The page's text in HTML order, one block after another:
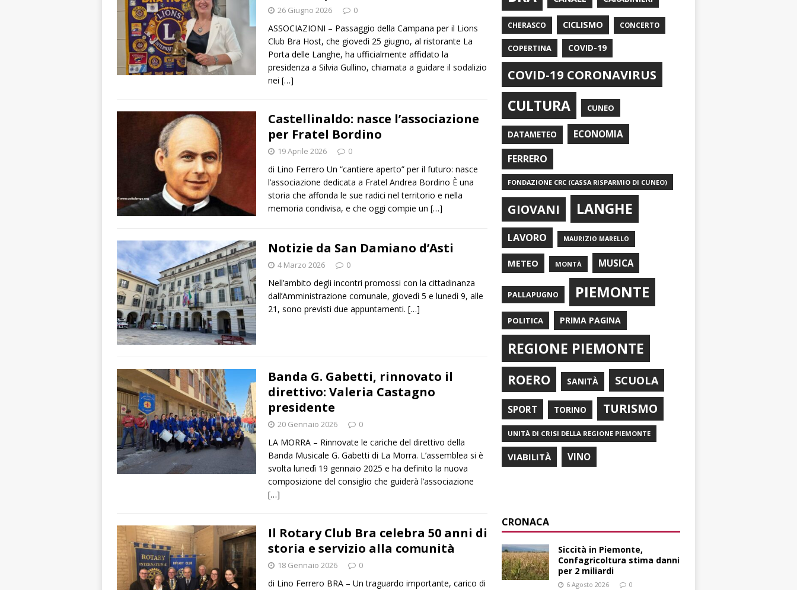
26 Giugno 2026 0
ASSOCIAZIONI – Passaggio della Campana per il Lions
Club Bra Host, che giovedì 25 giugno, al ristorante La
Porta delle Langhe, ha ufficialmente affidato la
presidenza a Silvia Gullino, chiamata a guidare il sodalizio
nei […]
Castellinaldo: nasce l’associazione
per Fratel Bordino
19 Aprile 2026 0
di Lino Ferrero Un “cantiere aperto” per il futuro: nasce
l’associazione dedicata a Fratel Andrea Bordino È una
storia che affonda le sue radici nel territorio e nella
memoria condivisa, e che oggi compie un […]
Notizie da San Damiano d’Asti
4 Marzo 2026 0
Nell’ambito degli incontri promossi con la cittadinanza
dall’Amministrazione comunale, giovedì 5 e lunedì 9, alle
21, sono previsti due appuntamenti. […]
Banda G. Gabetti, rinnovato il
direttivo: Valeria Castagno
presidente
20 Gennaio 2026 0
LA MORRA – Rinnovate le cariche del direttivo della
Banda Musicale G. Gabetti di La Morra. L’assemblea si è
svolta lunedì 19 gennaio 2025 e ha definito la nuova
composizione del consiglio che guiderà l’associazione
[…]
Il Rotary Club Bra celebra 50 anni di
storia e servizio alla comunità
18 Gennaio 2026 0
di Lino Ferrero BRA – Un traguardo importante, carico di
CHERASCO CICLISMO CONCERTO
COPERTINA COVID-19
COVID-19 CORONAVIRUS
CULTURA CUNEO
DATAMETEO ECONOMIA
FERRERO
FONDAZIONE CRC (CASSA RISPARMIO DI CUNEO)
GIOVANI LANGHE
LAVORO MAURIZIO MARELLO
METEO MONTÀ MUSICA
PALLAPUGNO PIEMONTE
POLITICA PRIMA PAGINA
REGIONE PIEMONTE
ROERO SANITÀ SCUOLA
SPORT TORINO TURISMO
UNITÀ DI CRISI DELLA REGIONE PIEMONTE
VIABILITÀ VINO
CRONACA
Siccità in Piemonte,
Confagricoltura stima danni
per 2 miliardi
6 Agosto 2026 0